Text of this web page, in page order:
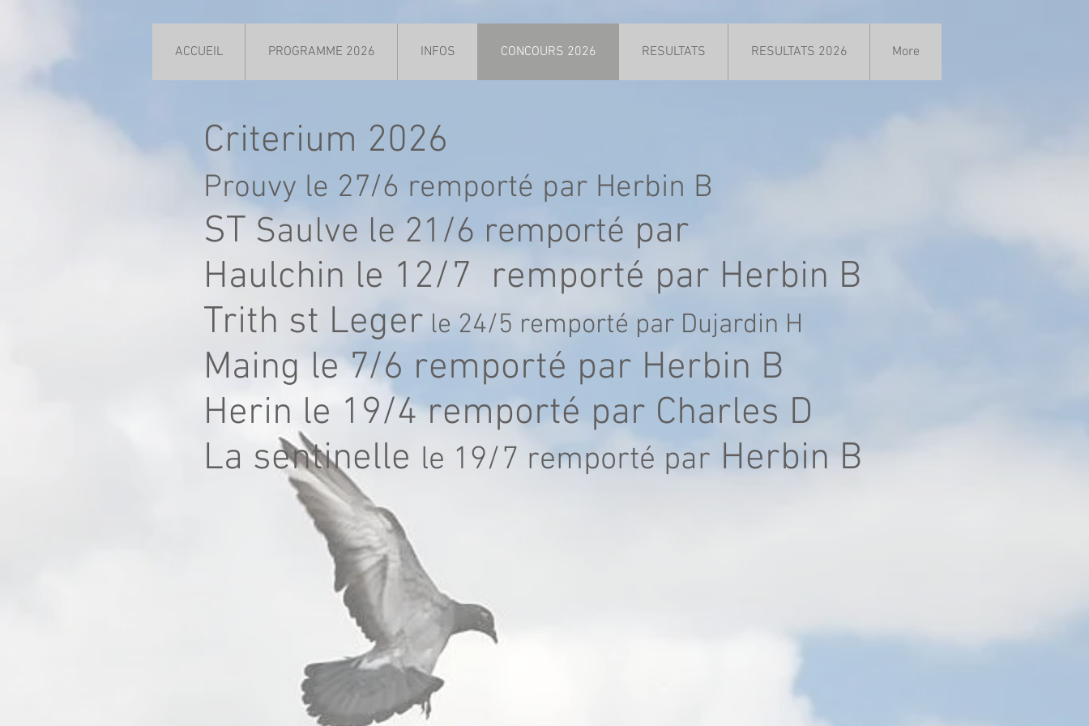
ACCUEIL PROGRAMME 2026 INFOS CONCOURS 2026 RESULTATS RESULTATS 2026 More
Criterium 2026
Prouvy le 27/6 remporté par Herbin B
ST Saulve le 21/6 remporté par
Haulchin le 12/7 remporté par Herbin B
Trith st Leger le 24/5 remporté par Dujardin H
Maing le 7/6 remporté par Herbin B
Herin le 19/4 remporté par Charles D
La sentinelle le 19/7 remporté par Herbin B